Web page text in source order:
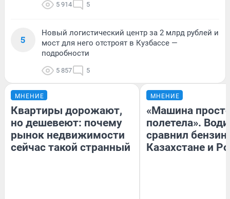
5 914 5
5
Новый логистический центр за 2 млрд рублей и
мост для него отстроят в Кузбассе —
подробности
5 857 5
МНЕНИЕ
Квартиры дорожают,
но дешевеют: почему
рынок недвижимости
сейчас такой странный
МНЕНИЕ
«Машина
полетела».
сравнил бензин
Казахстане и